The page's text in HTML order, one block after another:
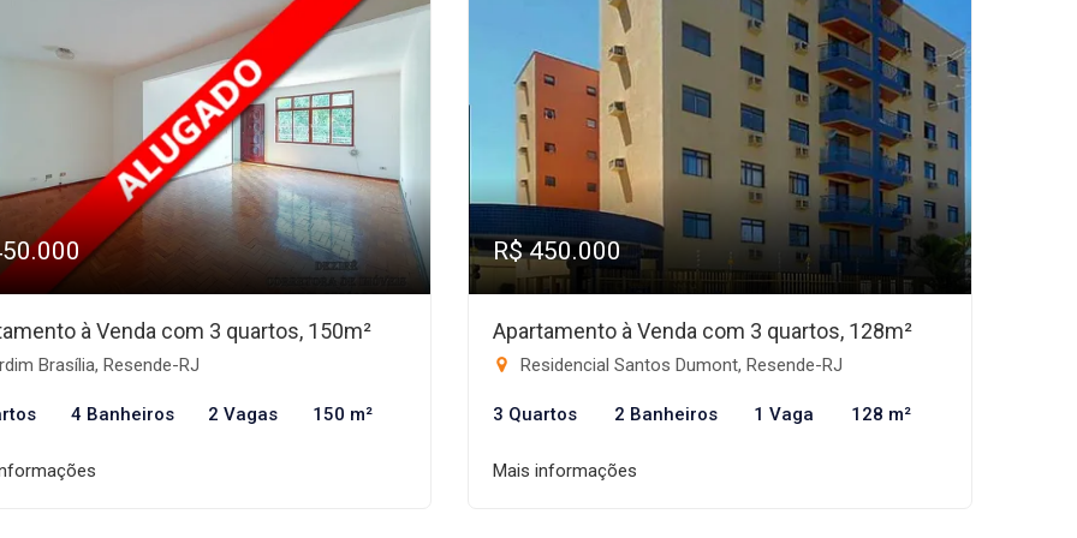
à Venda com 3 quartos, 150m²
Brasília, Resende-RJ
4 Banheiros 2 Vagas 150 m²
R$ 450.000
Apartamento à Venda com 3 quartos, 128m²
Residencial Santos Dumont, Resende-RJ
3 Quartos 2 Banheiros 1 Vaga 128 m²
Mais informações